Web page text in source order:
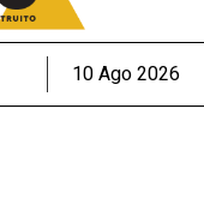
10 Ago 2026